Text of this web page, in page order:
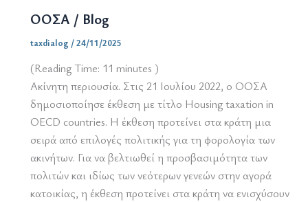
ΟΟΣΑ / Blog
taxdialog /24/11/2025
(Reading Time: 11 minutes )
Ακίνητη περιουσία. Στις 21 Ιουλίου 2022, ο ΟΟΣΑ
δημοσιοποίησε έκθεση με τίτλο Housing taxation in
OECD countries. Η έκθεση προτείνει στα κράτη μια
σειρά από επιλογές πολιτικής για τη φορολογία των
ακινήτων. Για να βελτιωθεί η προσβασιμότητα των
πολιτών και ιδίως των νεότερων γενεών στην αγορά
κατοικίας, η έκθεση προτείνει στα κράτη να ενισχύσουν